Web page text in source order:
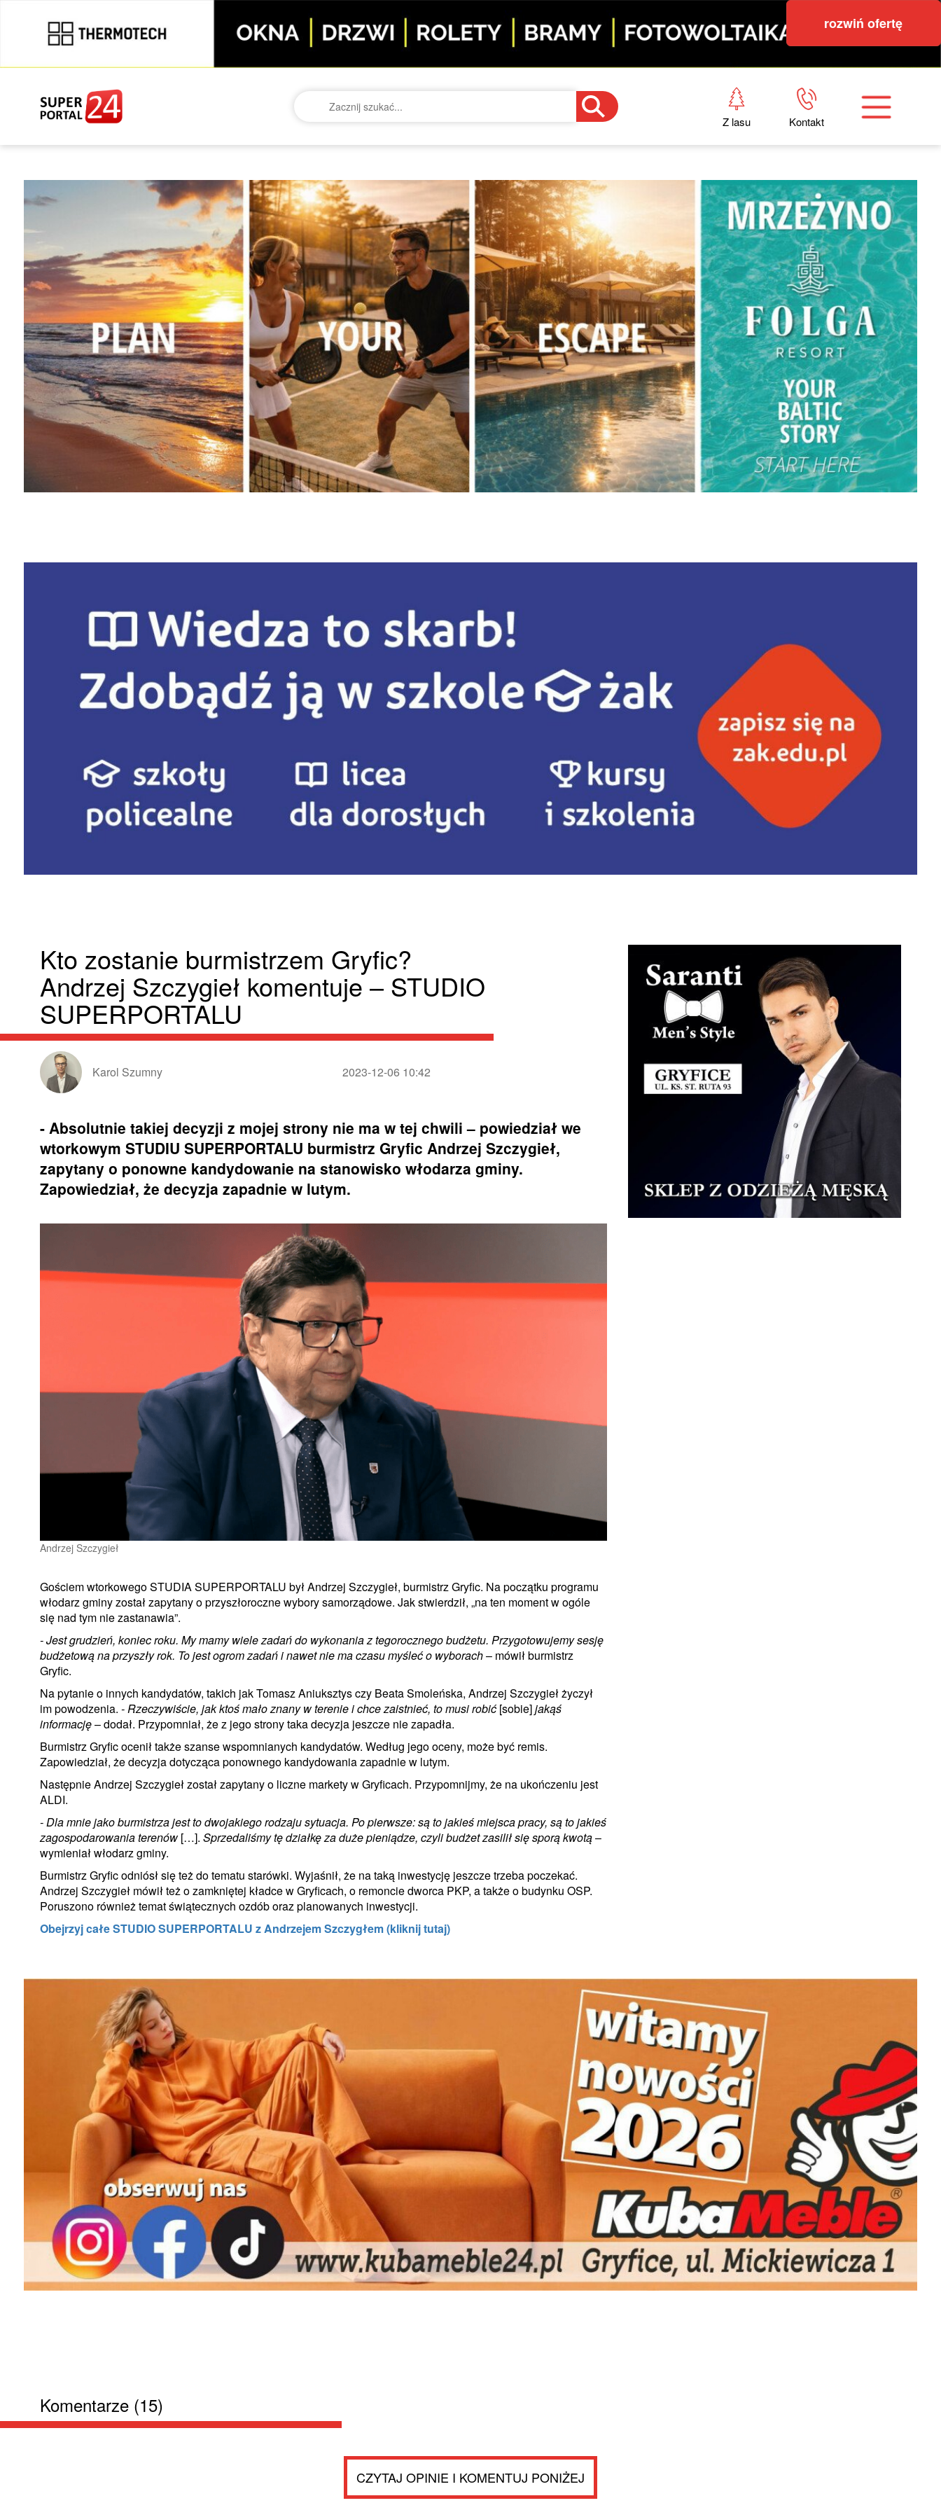
rozwiń ofertę
Z lasu Kontakt
Kto zostanie burmistrzem Gryfic?
Andrzej Szczygieł komentuje – STUDIO
SUPERPORTALU
Karol Szumny 2023-12-06 10:42
- Absolutnie takiej decyzji z mojej strony nie ma w tej chwili – powiedział we
wtorkowym STUDIU SUPERPORTALU burmistrz Gryfic Andrzej Szczygieł,
zapytany o ponowne kandydowanie na stanowisko włodarza gminy.
Zapowiedział, że decyzja zapadnie w lutym.
Andrzej Szczygieł
Gościem wtorkowego STUDIA SUPERPORTALU był Andrzej Szczygieł, burmistrz Gryfic. Na początku programu
włodarz gminy został zapytany o przyszłoroczne wybory samorządowe. Jak stwierdził, „na ten moment w ogóle
się nad tym nie zastanawia”.
- Jest grudzień, koniec roku. My mamy wiele zadań do wykonania z tegorocznego budżetu. Przygotowujemy sesję
budżetową na przyszły rok. To jest ogrom zadań i nawet nie ma czasu myśleć o wyborach– mówił burmistrz
Gryfic.
Na pytanie o innych kandydatów, takich jak Tomasz Aniuksztys czy Beata Smoleńska, Andrzej Szczygieł życzył
im powodzenia. - Rzeczywiście, jak ktoś mało znany w terenie i chce zaistnieć, to musi robić[sobie]jakąś
informację– dodał. Przypomniał, że z jego strony taka decyzja jeszcze nie zapadła.
Burmistrz Gryfic ocenił także szanse wspomnianych kandydatów. Według jego oceny, może być remis.
Zapowiedział, że decyzja dotycząca ponownego kandydowania zapadnie w lutym.
Następnie Andrzej Szczygieł został zapytany o liczne markety w Gryficach. Przypomnijmy, że na ukończeniu jest
ALDI.
- Dla mnie jako burmistrza jest to dwojakiego rodzaju sytuacja. Po pierwsze: są to jakieś miejsca pracy, są to jakieś
zagospodarowania terenów[…]. Sprzedaliśmy tę działkę za duże pieniądze, czyli budżet zasilił się sporą kwotą–
wymieniał włodarz gminy.
Burmistrz Gryfic odniósł się też do tematu starówki. Wyjaśnił, że na taką inwestycję jeszcze trzeba poczekać.
Andrzej Szczygieł mówił też o zamkniętej kładce w Gryficach, o remoncie dworca PKP, a także o budynku OSP.
Poruszono również temat świątecznych ozdób oraz planowanych inwestycji.
Obejrzyj całe STUDIO SUPERPORTALU z Andrzejem Szczygłem (kliknij tutaj)
Komentarze (15)
CZYTAJ OPINIE I KOMENTUJ PONIŻEJ